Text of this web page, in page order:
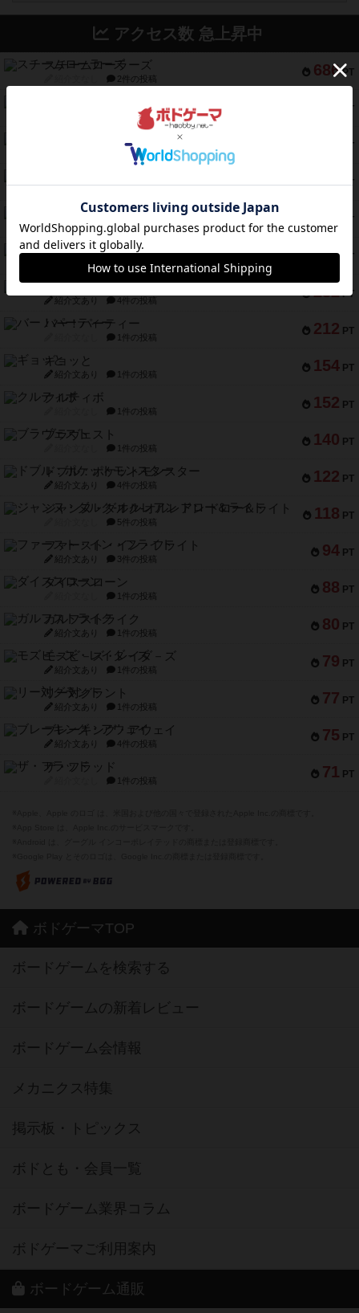
アクセス数 急上昇中
686 PT
スチームローラーズ
2件の投稿
PT
2件の投稿
PT
1件の投稿
257 PT
PT
コレクト！
紹介文なし 1件の投稿
236 PT
トリオンフ ア マレンゴ
紹介文あり 1件の投稿
232 PT
エレメンツ
紹介文あり 4件の投稿
212 PT
バー！パーティー
1件の投稿
154 PT
ギョッと
紹介文あり 1件の投稿
152 PT
クルティボ
1件の投稿
140 PT
ブラヴェスト
1件の投稿
122 PT
ドブル：ポケットモンスター
紹介文あり 4件の投稿
118 PT
ジャンヌ・ダルク-オルレアン ドロー＆ライト
5件の投稿
94 PT
ファースト・イン・フライト
紹介文あり 3件の投稿
88 PT
ダイススローン
1件の投稿
80 PT
ガルフストライク
紹介文あり 1件の投稿
79 PT
モズビ－ズ・レイダ－ズ
紹介文あり 1件の投稿
77 PT
リー対グラント
紹介文あり 1件の投稿
75 PT
ブレーキング・アウェイ
紹介文あり 4件の投稿
71 PT
ザ・フラッド
1件の投稿
ボドゲーマTOP
ボードゲームを検索する
ボードゲームの新着レビュー
ボードゲーム会情報
メカニクス特集
掲示板・トピックス
ボドとも・会員一覧
ボードゲーム業界コラム
ボドゲーマご利用案内
ボードゲーム通販